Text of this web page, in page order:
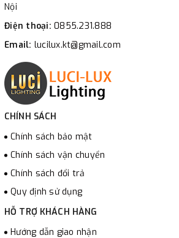
Nội
Điện thoại: 0855.231.888
Email: lucilux.kt@gmail.com
CHÍNH SÁCH
Chính sách bảo mật
Chính sách vận chuyển
Chính sách đổi trả
Quy định sử dụng
HỖ TRỢ KHÁCH HÀNG
Hướng dẫn giao nhận